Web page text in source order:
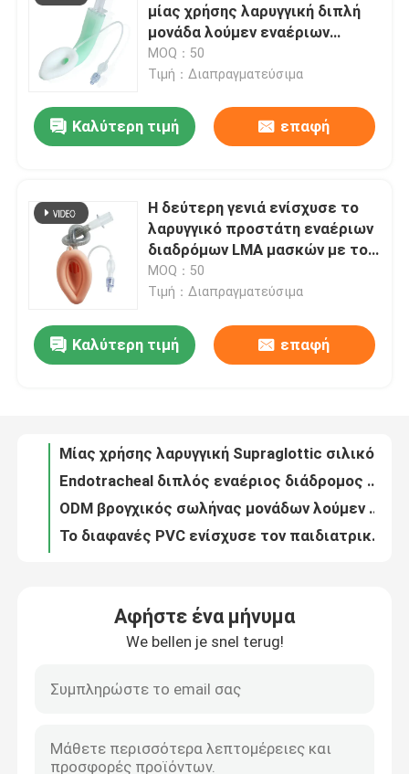
Αρχική Σελίδα
Προϊόντα
Εμφάνιση VR
Γύρος εργοστασίων
Ποιοτικός έλεγχος
Ζητήστε ένα απόσπασμα
Λαρυγγικός εναέριος διάδρομος μασκών
μίας χρήσης λαρυγγική διπλή
μονάδα λούμεν εναέριων
διαδρόμων
MOQ：50
Τιμή：Διαπραγματεύσιμα
Καλύτερη τιμή επαφή
Η δεύτερη γενιά ενίσχυσε το
λαρυγγικό προστάτη εναέριων
διαδρόμων LMA μασκών με το
πειραματικό μπαλόνι
MOQ：50
Τιμή：Διαπραγματεύσιμα
Καλύτερη τιμή επαφή
ODM βρογχικός σωλήνας μονάδων λούμεν Cuffed διπλός για Tracheostomy
Το διαφανές PVC ενίσχυσε τον παιδιατρικό μίας χρήσης cOem σωλήνων Cuffed Endotracheal ETT
Αφήστε ένα μήνυμα
We bellen je snel terug!